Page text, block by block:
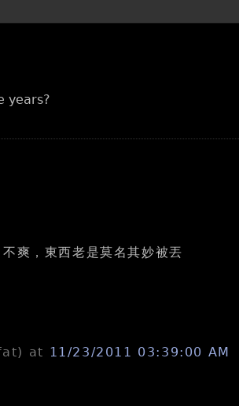
years?
爽，東西老是莫名其妙被丟
at 11/23/2011 03:39:00 AM